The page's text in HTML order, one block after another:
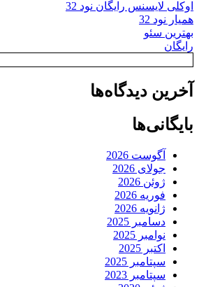
اوکلی لایسنس رایگان نود 32
همیار نود 32
بهترین سئو
رایگان
آخرین دیدگاه‌ها
بایگانی‌ها
آگوست 2026
جولای 2026
ژوئن 2026
فوریه 2026
ژانویه 2026
دسامبر 2025
نوامبر 2025
اکتبر 2025
سپتامبر 2025
سپتامبر 2023